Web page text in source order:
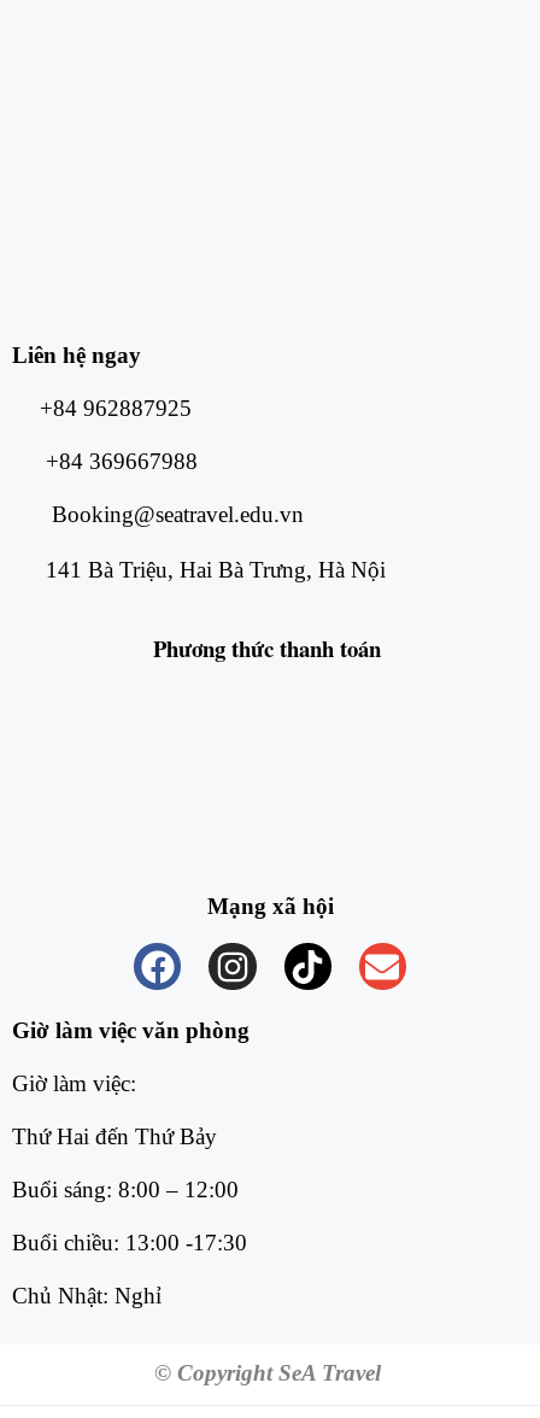
Liên hệ ngay
+84 962887925
+84 369667988
Booking@seatravel.edu.vn
141 Bà Triệu, Hai Bà Trưng, Hà Nội
Phương thứcthanh toán
Mạng xã hội
Giờ làm việc văn phòng
Giờ làm việc:
Thứ Hai đến Thứ Bảy
Buổi sáng: 8:00 – 12:00
Buổi chiều: 13:00 -17:30
Chủ Nhật: Nghỉ
© Copyright SeA Travel